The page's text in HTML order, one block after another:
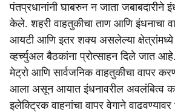
पंतप्रधानांनी घाबरुन न जाता जबाबदारीने
केले. शहरी वाहतुकीचा ताण आणि इंधनाचा
आयटी आणि इतर शक्य असलेल्या क्षेत्रांमध्ये
व्हर्च्युअल बैठकांना प्रोत्साहन दिले जात
मेट्रो आणि सार्वजनिक वाहतुकीचा वापर
आला असून आयात इंधनावरील अवलंबित्व
इलेक्ट्रिक वाहनांचा वापर वेगाने